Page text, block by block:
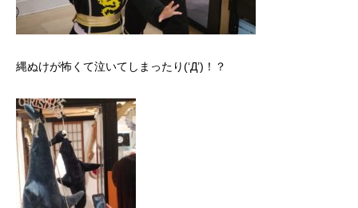
縄ぬけが怖くて泣いてしまったり(‘Д’)！？